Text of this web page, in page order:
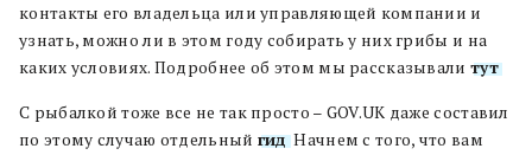
контакты его владельца или управляющей компании и
узнать, можно ли в этом году собирать у них грибы и на
каких условиях. Подробнее об этом мы рассказывали тут.
C рыбалкой тоже все не так просто – GOV.UK даже составил
по этому случаю отдельный гид. Начнем с того, что вам